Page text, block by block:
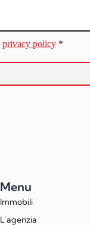
privacy policy *
Menu
Immobili
L’agenzia